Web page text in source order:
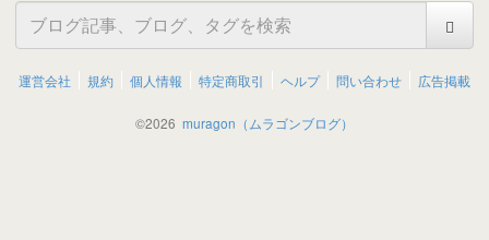
運営会社 規約 個人情報 特定商取引 ヘルプ 問い合わせ 広告掲載
©2026 muragon（ムラゴンブログ）